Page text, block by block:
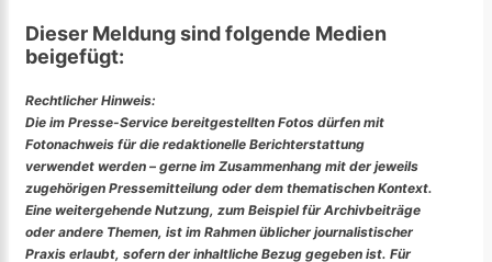
Dieser Meldung sind folgende Medien
beigefügt:
Rechtlicher Hinweis:
Die im Presse-Service bereitgestellten Fotos dürfen mit
Fotonachweis für die redaktionelle Berichterstattung
verwendet werden – gerne im Zusammenhang mit der jeweils
zugehörigen Pressemitteilung oder dem thematischen Kontext.
Eine weitergehende Nutzung, zum Beispiel für Archivbeiträge
oder andere Themen, ist im Rahmen üblicher journalistischer
Praxis erlaubt, sofern der inhaltliche Bezug gegeben ist. Für